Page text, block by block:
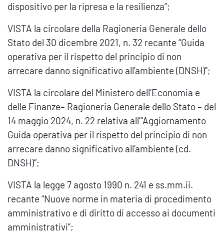
dispositivo per la ripresa e la resilienza”;
VISTA la circolare della Ragioneria Generale dello
Stato del 30 dicembre 2021, n. 32 recante “Guida
operativa per il rispetto del principio di non
arrecare danno significativo all’ambiente (DNSH)”;
VISTA la circolare del Ministero dell’Economia e
delle Finanze– Ragioneria Generale dello Stato – del
14 maggio 2024, n. 22 relativa all’“Aggiornamento
Guida operativa per il rispetto del principio di non
arrecare danno significativo all’ambiente (cd.
DNSH)”;
VISTA la legge 7 agosto 1990 n. 241 e ss.mm.ii.
recante “Nuove norme in materia di procedimento
amministrativo e di diritto di accesso ai documenti
amministrativi”;